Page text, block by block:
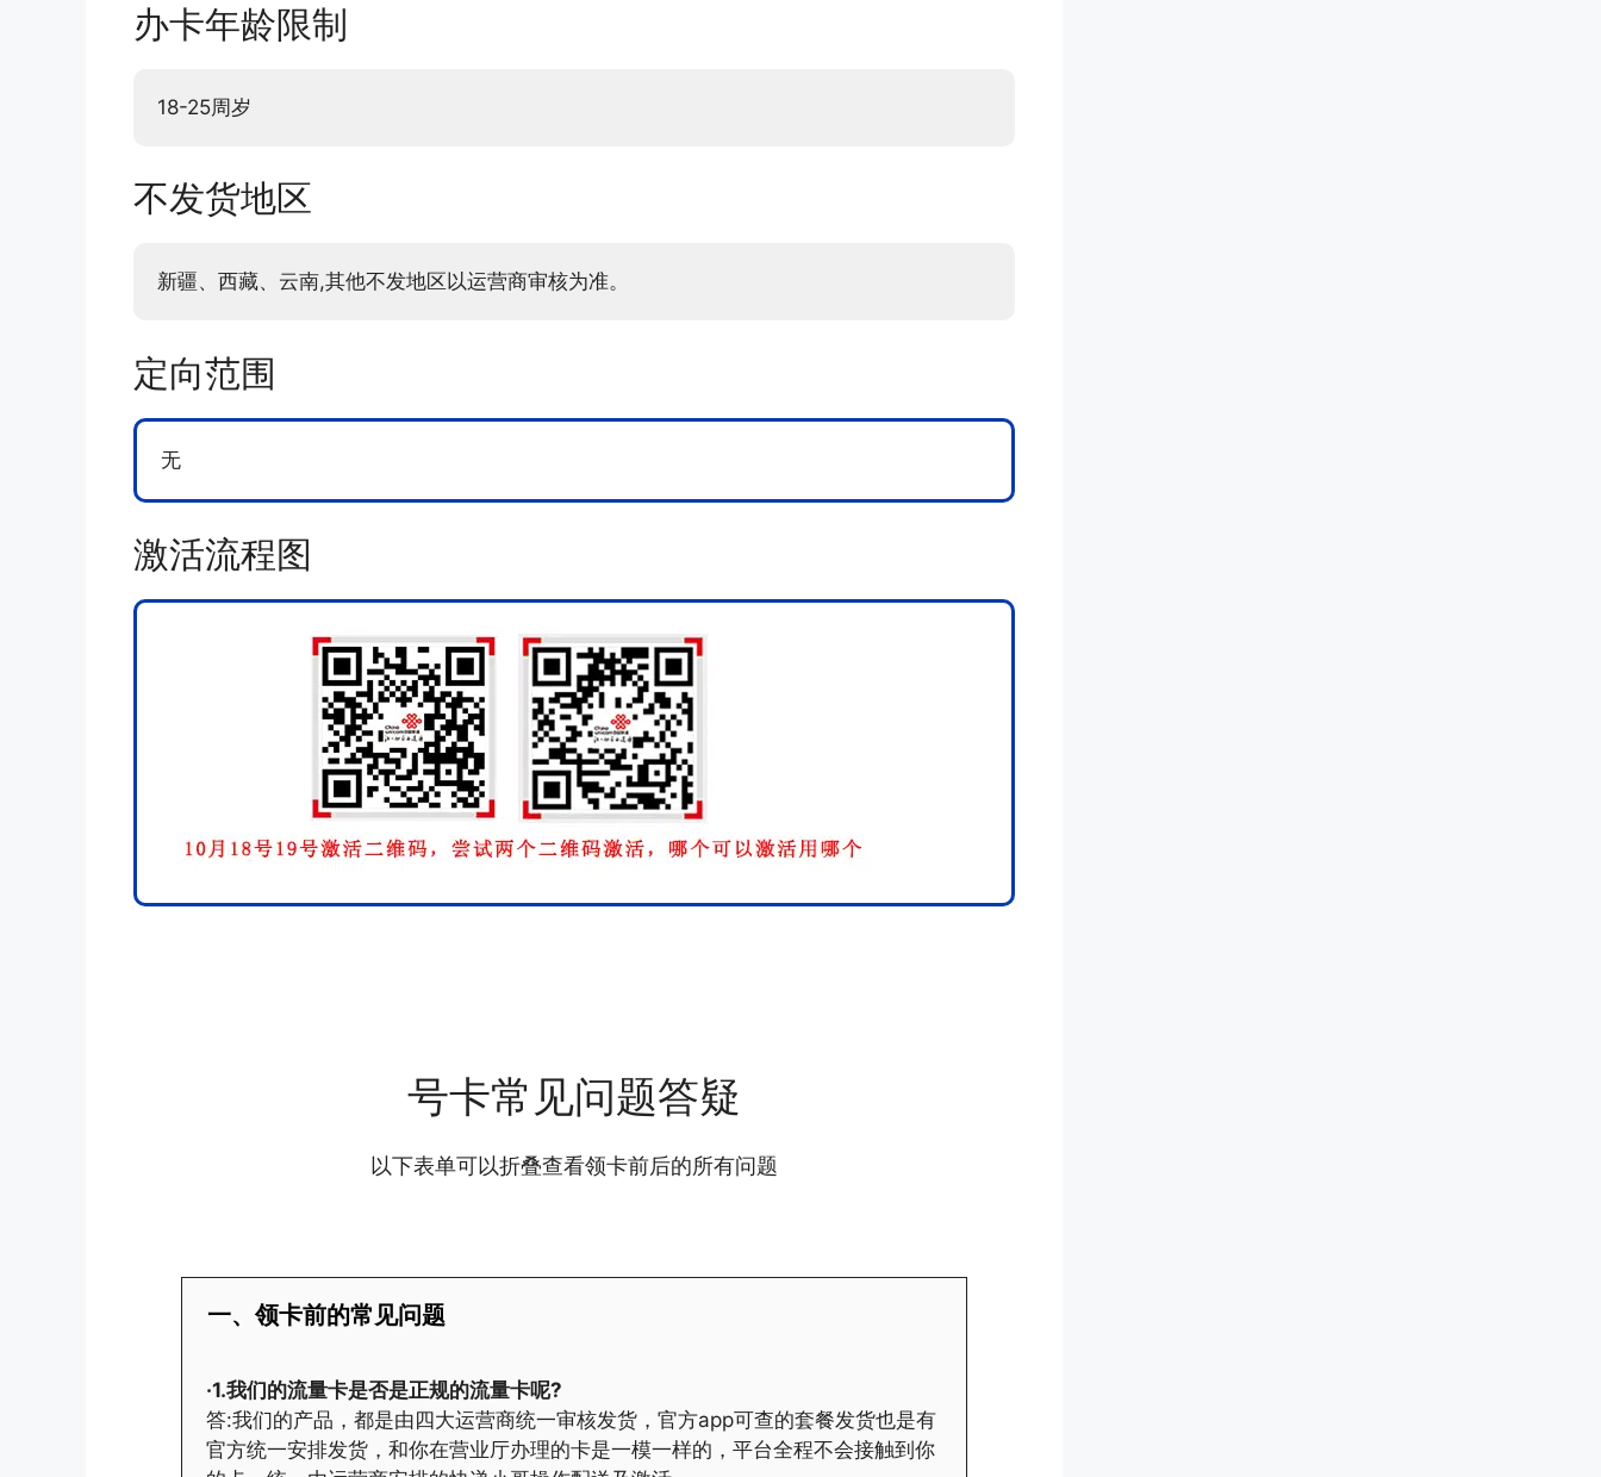
办卡年龄限制
18-25周岁
不发货地区
新疆、西藏、云南,其他不发地区以运营商审核为准。
定向范围
无
激活流程图
号卡常见问题答疑
以下表单可以折叠查看领卡前后的所有问题
一、领卡前的常见问题
·1.我们的流量卡是否是正规的流量卡呢?
答:我们的产品，都是由四大运营商统一审核发货，官方app可查的套餐发货也是有
官方统一安排发货，和你在营业厅办理的卡是一模一样的，平台全程不会接触到你